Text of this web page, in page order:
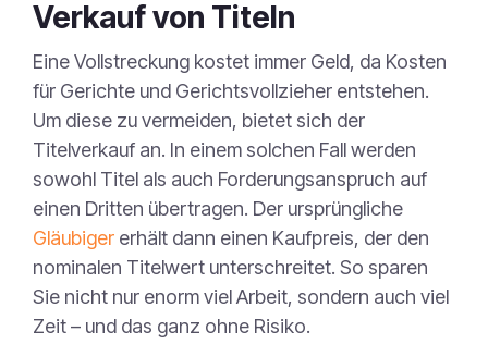
Verkauf von Titeln
Eine Vollstreckung kostet immer Geld, da Kosten
für Gerichte und Gerichtsvollzieher entstehen.
Um diese zu vermeiden, bietet sich der
Titelverkauf an. In einem solchen Fall werden
sowohl Titel als auch Forderungsanspruch auf
einen Dritten übertragen. Der ursprüngliche
Gläubiger erhält dann einen Kaufpreis, der den
nominalen Titelwert unterschreitet. So sparen
Sie nicht nur enorm viel Arbeit, sondern auch viel
Zeit – und das ganz ohne Risiko.